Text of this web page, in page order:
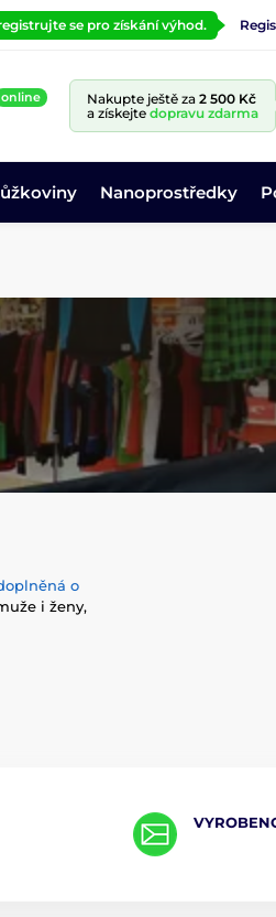
se pro získání výhod.
online
Nakupte ještě za 2 500 Kč
a získejte dopravu zdarma
Nanoprostředky
o
i ženy,